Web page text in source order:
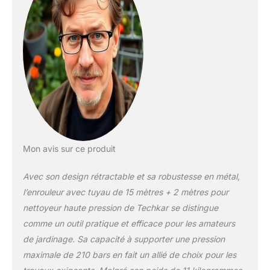
15 m avec du fil d'acier.
L'entrée standard
M22x1,5 assure la
compatibilité avec une
large gamme de
nettoyeurs haute
pression. Le tuyau ne
convient pas au nouveau
système Karcher "Easy!
Mon avis sur ce produit
Avec son design rétractable et sa robustesse en métal,
l’enrouleur avec tuyau de 15 mètres + 2 mètres pour
nettoyeur haute pression de Techkar se distingue
comme un outil pratique et efficace pour les amateurs
de jardinage. Sa capacité à supporter une pression
maximale de 210 bars en fait un allié de choix pour les